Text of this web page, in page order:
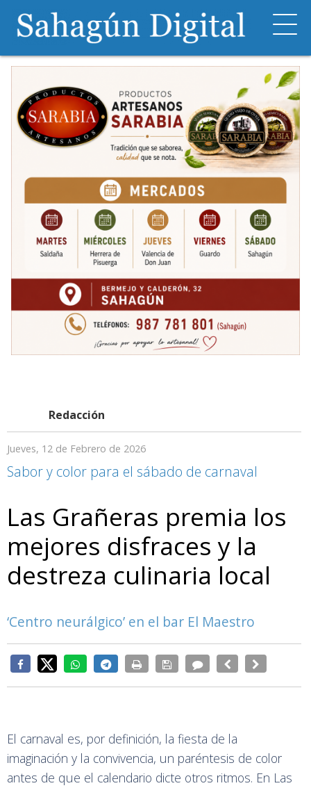
Redacción
Jueves, 12 de Febrero de 2026
Sabor y color para el sábado de carnaval
Las Grañeras premia los
mejores disfraces y la
destreza culinaria local
‘Centro neurálgico’ en el bar El Maestro
El carnaval es, por definición, la fiesta de la
imaginación y la convivencia, un paréntesis de color
antes de que el calendario dicte otros ritmos. En Las